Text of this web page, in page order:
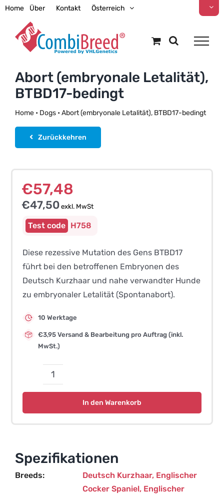
Zum
springen
Home Über Kontakt Österreich
Abort (embryonale Letalität),
BTBD17-bedingt
Home• Dogs• Abort (embryonale Letalität), BTBD17-bedingt
Zurückkehren
€57,48
€47,50exkl. MwSt
H758
Diese rezessive Mutation des Gens BTBD17
führt bei den betroffenen Embryonen des
Deutsch Kurzhaar und nahe verwandter Hunde
zu embryonaler Letalität (Spontanabort).
10 Werktage
€3,95 Versand & Bearbeitung pro Auftrag (inkl.
MwSt.)
Abort
(embryonale
Menge
In den Warenkorb
Spezifikationen
Breeds Deutsch Kurzhaar, Englischer
Cocker Spaniel, Englischer